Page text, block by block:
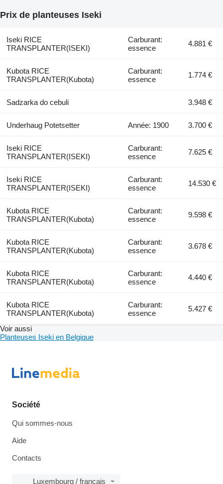
Prix de planteuses Iseki
Iseki RICE
TRANSPLANTER(ISEKI)
Carburant:
essence
4.881 €
Kubota RICE
TRANSPLANTER(Kubota)
Carburant:
essence
1.774 €
Sadzarka do cebuli 3.948 €
Underhaug Potetsetter Année: 1900 3.700 €
Iseki RICE
TRANSPLANTER(ISEKI)
Carburant:
essence
7.625 €
Iseki RICE
TRANSPLANTER(ISEKI)
Carburant:
essence
14.530 €
Kubota RICE
TRANSPLANTER(Kubota)
Carburant:
essence
9.598 €
Kubota RICE
TRANSPLANTER(Kubota)
Carburant:
essence
3.678 €
Kubota RICE
TRANSPLANTER(Kubota)
Carburant:
essence
4.440 €
Kubota RICE
TRANSPLANTER(Kubota)
Carburant:
essence
5.427 €
Voir aussi
Planteuses Iseki en Belgique
Société
Qui sommes-nous
Aide
Contacts
Luxembourg / français